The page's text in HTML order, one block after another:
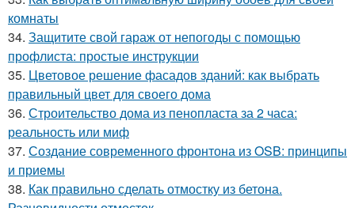
комнаты
34. Защитите свой гараж от непогоды с помощью
профлиста: простые инструкции
35. Цветовое решение фасадов зданий: как выбрать
правильный цвет для своего дома
36. Строительство дома из пенопласта за 2 часа:
реальность или миф
37. Создание современного фронтона из OSB: принципы
и приемы
38. Как правильно сделать отмостку из бетона.